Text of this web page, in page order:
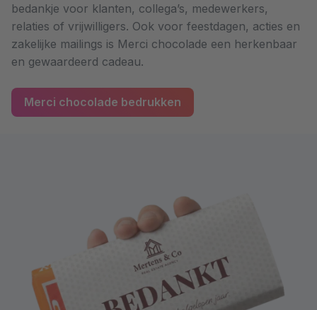
bedankje voor klanten, collega’s, medewerkers,
relaties of vrijwilligers. Ook voor feestdagen, acties en
zakelijke mailings is Merci chocolade een herkenbaar
en gewaardeerd cadeau.
Merci chocolade bedrukken